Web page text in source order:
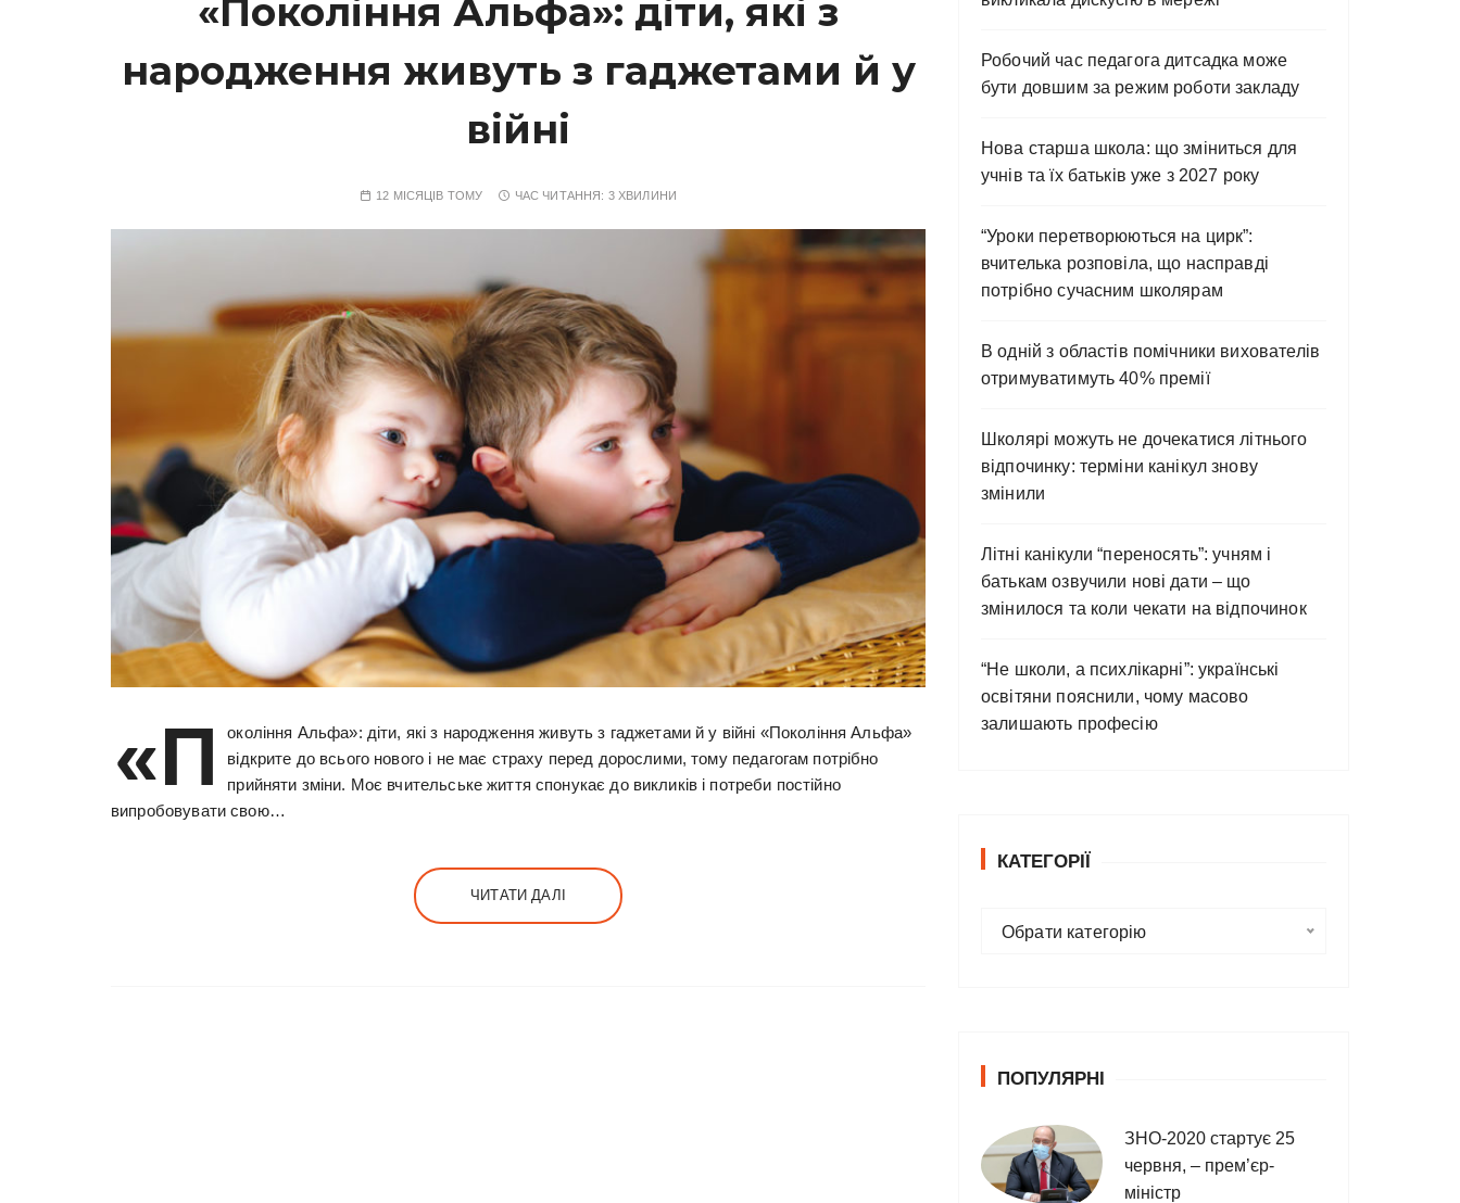
«Покоління Альфа»: діти, які з
народження живуть з гаджетами й у
війні
12 МІСЯЦІВ ТОМУ ЧАС ЧИТАННЯ: 3 ХВИЛИНИ
«П
окоління Альфа»: діти, які з народження живуть з гаджетами й у війні «Покоління Альфа»
відкрите до всього нового і не має страху перед дорослими, тому педагогам потрібно
прийняти зміни. Моє вчительське життя спонукає до викликів і потреби постійно
випробовувати свою…
ЧИТАТИ ДАЛІ
Робочий час педагога дитсадка може
бути довшим за режим роботи закладу
Нова старша школа: що зміниться для
учнів та їх батьків уже з 2027 року
“Уроки перетворюються на цирк”:
вчителька розповіла, що насправді
потрібно сучасним школярам
В одній з областів помічники вихователів
отримуватимуть 40% премії
Школярі можуть не дочекатися літнього
відпочинку: терміни канікул знову
змінили
Літні канікули “переносять”: учням і
батькам озвучили нові дати – що
змінилося та коли чекати на відпочинок
“Не школи, а психлікарні”: українські
освітяни пояснили, чому масово
залишають професію
КАТЕГОРІЇ
р
Обрати категорію
ПОПУЛЯРНІ
ЗНО-2020 стартує 25
червня, – прем’єр-
міністр